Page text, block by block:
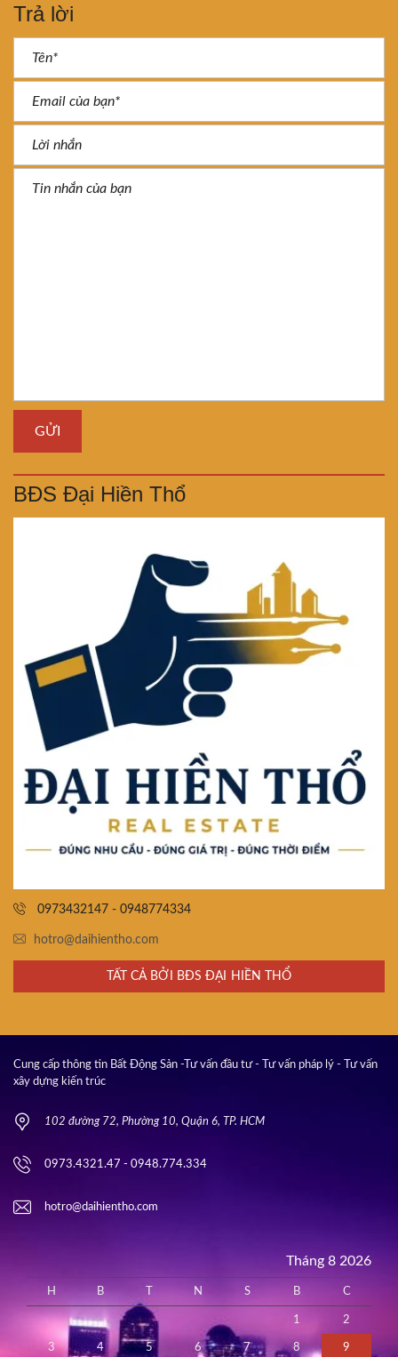
Trả lời
BĐS Đại Hiền Thổ
0973432147 - 0948774334
hotro@daihientho.com
TẤT CẢ BỞI BĐS ĐẠI HIỀN THỔ
Cung cấp thông tin Bất Động Sản -Tư vấn đầu tư - Tư vấn pháp lý - Tư vấn
xây dựng kiến trúc
102 đường 72, Phường 10, Quận 6, TP. HCM
0973.4321.47 - 0948.774.334
hotro@daihientho.com
Tháng 8 2026
H B N S B C
1 2
3 4 5 6 7 8 9